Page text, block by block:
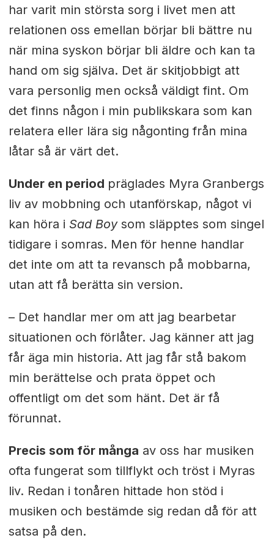
har varit min största sorg i livet men att
relationen oss emellan börjar bli bättre nu
när mina syskon börjar bli äldre och kan ta
hand om sig själva. Det är skitjobbigt att
vara personlig men också väldigt fint. Om
det finns någon i min publikskara som kan
relatera eller lära sig någonting från mina
låtar så är värt det.
Under en period präglades Myra Granbergs
liv av mobbning och utanförskap, något vi
kan höra i Sad Boy som släpptes som singel
tidigare i somras. Men för henne handlar
det inte om att ta revansch på mobbarna,
utan att få berätta sin version.
– Det handlar mer om att jag bearbetar
situationen och förlåter. Jag känner att jag
får äga min historia. Att jag får stå bakom
min berättelse och prata öppet och
offentligt om det som hänt. Det är få
förunnat.
Precis som för många av oss har musiken
ofta fungerat som tillflykt och tröst i Myras
liv. Redan i tonåren hittade hon stöd i
musiken och bestämde sig redan då för att
satsa på den.